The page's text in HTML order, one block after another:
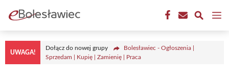
treści
UWAGA!
Dołącz do nowej grupy
Bolesławiec - Ogłoszenia |
Sprzedam | Kupię | Zamienię | Praca